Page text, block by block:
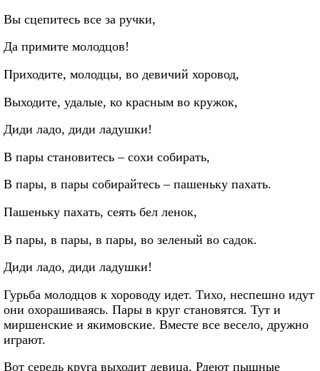
Вы сцепитесь все за ручки,
Да примите молодцов!
Приходите, молодцы, во девичий хоровод,
Выходите, удалые, ко красным во кружок,
Диди ладо, диди ладушки!
В пары становитесь – сохи собирать,
В пары, в пары собирайтесь – пашеньку пахать.
Пашеньку пахать, сеять бел ленок,
В пары, в пары, в пары, во зеленый во садок.
Диди ладо, диди ладушки!
Гурьба молодцов к хороводу идет. Тихо, неспешно идут
они охорашиваясь. Пары в круг становятся. Тут и
миршенские и якимовские. Вместе все весело, дружно
играют.
Вот середь круга выходит девица. Рдеют пышные